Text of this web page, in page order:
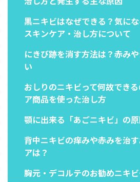
黒ニキビはなぜできる？気に
スキンケア・治し方について
にきび跡を消す方法は？赤み
い
おしりのニキビって何故でき
ア商品を使った治し方
顎に出来る「あごニキビ」の
背中ニキビの痒みや赤みを治
アは？
胸元・デコルテのお勧めニキ